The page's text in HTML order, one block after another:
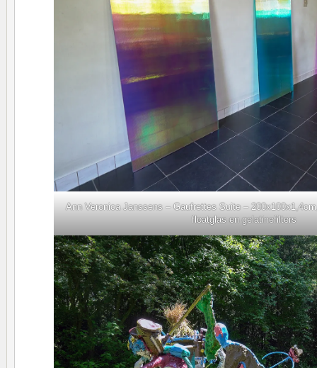
Ann Veronica Janssens – Gaufrettes Suite –
floatglas en gelatinefilters